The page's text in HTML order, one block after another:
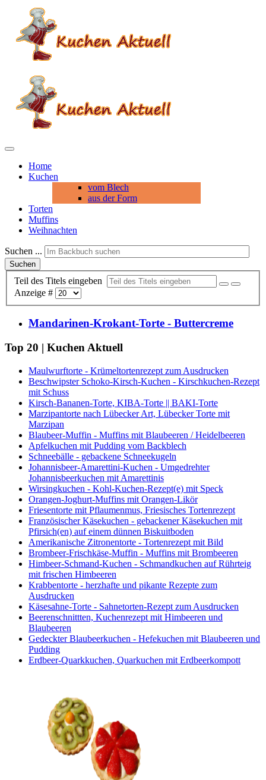
Home
Kuchen
vom Blech
aus der Form
Torten
Muffins
Weihnachten
Suchen ...
Suchen
Teil des Titels eingeben
Anzeige #
Mandarinen-Krokant-Torte - Buttercreme
Top 20 | Kuchen Aktuell
Maulwurftorte - Krümeltortenrezept zum Ausdrucken
Beschwipster Schoko-Kirsch-Kuchen - Kirschkuchen-Rezept
mit Schuss
Kirsch-Bananen-Torte, KIBA-Torte || BAKI-Torte
Marzipantorte nach Lübecker Art, Lübecker Torte mit
Marzipan
Blaubeer-Muffin - Muffins mit Blaubeeren / Heidelbeeren
Apfelkuchen mit Pudding vom Backblech
Schneebälle - gebackene Schneekugeln
Johannisbeer-Amarettini-Kuchen - Umgedrehter
Johannisbeerkuchen mit Amarettinis
Wirsingkuchen - Kohl-Kuchen-Rezept(e) mit Speck
Orangen-Joghurt-Muffins mit Orangen-Likör
Friesentorte mit Pflaumenmus, Friesisches Tortenrezept
Französischer Käsekuchen - gebackener Käsekuchen mit
Pfirsich(en) auf einem dünnen Biskuitboden
Amerikanische Zitronentorte - Tortenrezept mit Bild
Brombeer-Frischkäse-Muffin - Muffins mit Brombeeren
Himbeer-Schmand-Kuchen - Schmandkuchen auf Rührteig
mit frischen Himbeeren
Krabbentorte - herzhafte und pikante Rezepte zum
Ausdrucken
Käsesahne-Torte - Sahnetorten-Rezept zum Ausdrucken
Beerenschnittten, Kuchenrezept mit Himbeeren und
Blaubeeren
Gedeckter Blaubeerkuchen - Hefekuchen mit Blaubeeren und
Pudding
Erdbeer-Quarkkuchen, Quarkuchen mit Erdbeerkompott